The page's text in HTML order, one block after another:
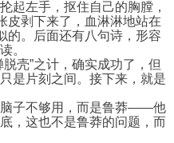
起左手，抠住自己的胸膛，
皮剥下来了，血淋淋地站在
。后面还有八句诗，形容
。
壳”之计，确实成功了，但
是片刻之间。接下来，就是
子不够用，而是鲁莽——他
，这也不是鲁莽的问题，而